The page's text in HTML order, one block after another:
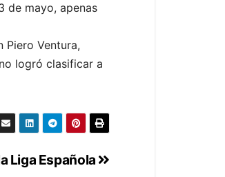
de mayo, apenas
Piero Ventura,
logró clasificar a
Liga Española